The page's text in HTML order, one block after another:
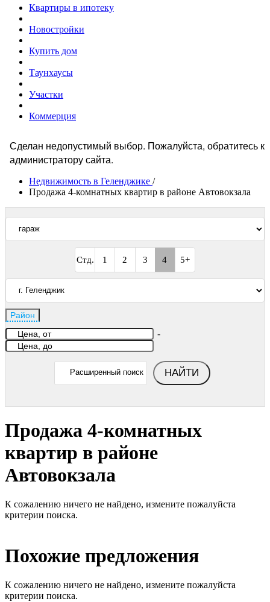
Квартиры в ипотеку
Новостройки
Купить дом
Таунхаусы
Участки
Коммерция
Сообщение
об
ошибке
Сделан недопустимый выбор. Пожалуйста, обратитесь к
администратору сайта.
Недвижимость в Геленджике /
Продажа 4-комнатных квартир в районе Автовокзала
Стд. 1 2 3 4 5+
Район
-
Расширенный поиск НАЙТИ
Продажа 4-комнатных
квартир в районе
Автовокзала
К сожалению ничего не найдено, измените пожалуйста
критерии поиска.
Похожие предложения
К сожалению ничего не найдено, измените пожалуйста
критерии поиска.